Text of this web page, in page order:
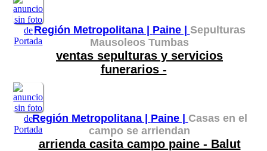
Región Metropolitana | Paine | Sepulturas
Mausoleos Tumbas
ventas sepulturas y servicios
funerarios -
Región Metropolitana | Paine | Casas en el
campo se arriendan
arrienda casita campo paine - Balut